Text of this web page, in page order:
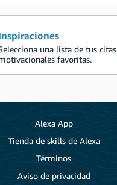
una lista de tus citas
favoritas.
Alexa App
Tienda de skills de Alexa
Términos
Aviso de privacidad